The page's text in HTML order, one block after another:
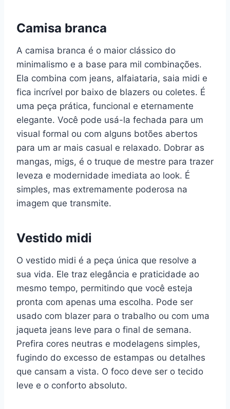
Camisa branca
A camisa branca é o maior clássico do
minimalismo e a base para mil combinações.
Ela combina com jeans, alfaiataria, saia midi e
fica incrível por baixo de blazers ou coletes. É
uma peça prática, funcional e eternamente
elegante. Você pode usá-la fechada para um
visual formal ou com alguns botões abertos
para um ar mais casual e relaxado. Dobrar as
mangas, migs, é o truque de mestre para trazer
leveza e modernidade imediata ao look. É
simples, mas extremamente poderosa na
imagem que transmite.
Vestido midi
O vestido midi é a peça única que resolve a
sua vida. Ele traz elegância e praticidade ao
mesmo tempo, permitindo que você esteja
pronta com apenas uma escolha. Pode ser
usado com blazer para o trabalho ou com uma
jaqueta jeans leve para o final de semana.
Prefira cores neutras e modelagens simples,
fugindo do excesso de estampas ou detalhes
que cansam a vista. O foco deve ser o tecido
leve e o conforto absoluto.